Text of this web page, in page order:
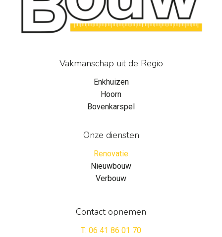
Vakmanschap uit de Regio
Enkhuizen
Hoorn
Bovenkarspel
Onze diensten
Renovatie
Nieuwbouw
Verbouw
Contact opnemen
T: 06 41 86 01 70